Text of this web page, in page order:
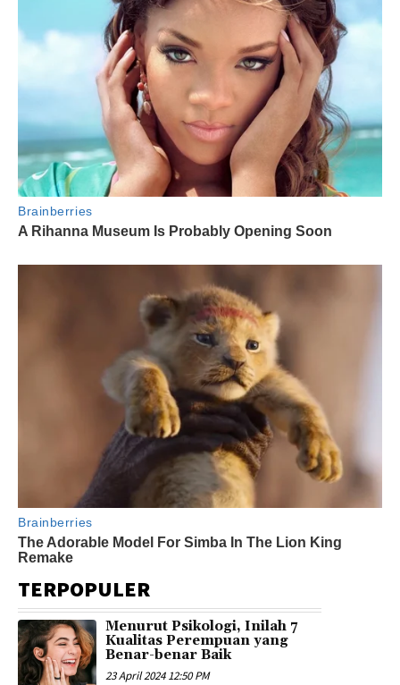
TERPOPULER
Menurut Psikologi, Inilah 7
Kualitas Perempuan yang
Benar-benar Baik
23 April 2024 12:50 PM